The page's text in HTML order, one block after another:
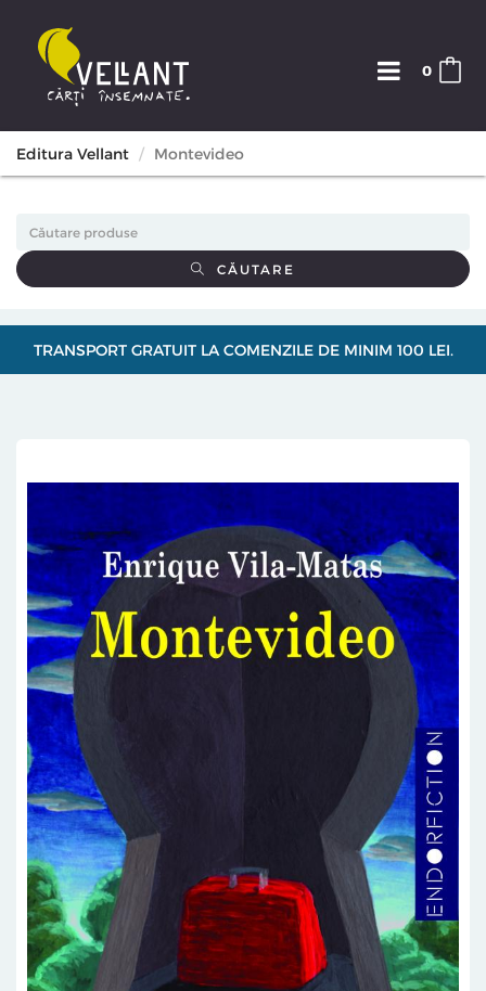
0
Editura Vellant Montevideo
CĂUTARE
TRANSPORT GRATUIT LA COMENZILE DE MINIM 100 LEI.